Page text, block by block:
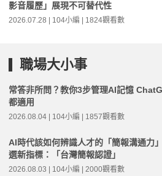
影音履歷」展現不可替代性
2026.07.28 | 104小編 | 1824觀看數
職場大小事
常答非所問？教你3步管理AI記憶
都適用
2026.08.04 | 104小編 | 1857觀看數
AI時代該如何辨識人才的「簡報溝通力
選新指標：「台灣簡報認證」
2026.08.03 | 104小編 | 2000觀看數